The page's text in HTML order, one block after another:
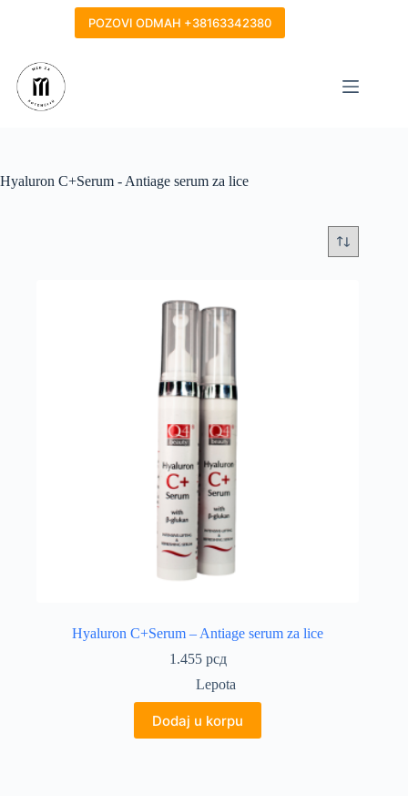
POZOVI ODMAH +38163342380
Hyaluron C+Serum - Antiage serum za lice
Hyaluron C+Serum – Antiage serum za lice
1.455 рсд
Lepota
Dodaj u korpu